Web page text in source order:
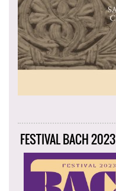
FESTIVAL BACH 2023